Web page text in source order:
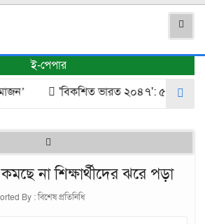
ই-পেপার
​'বিকশিত ভারত ২০৪৭': ৫ ট্রিলিয়ন
না শিক্ষার্থীদের ঝরে পড়া
By :বিশেষ প্রতিনিধি